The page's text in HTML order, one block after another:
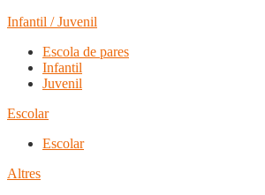
Infantil / Juvenil
Escola de pares
Infantil
Juvenil
Escolar
Escolar
Altres